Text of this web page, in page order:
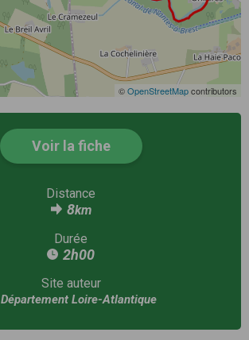
©OpenStreetMapcontributors
Voir la fiche
Distance
8km
Durée
2h00
Site auteur
Département Loire-Atlantique